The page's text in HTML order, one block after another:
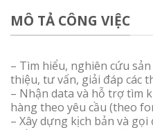
MÔ TẢ CÔNG VIỆC
– Tìm hiểu, nghiên cứu
thiệu, tư vấn, giải đáp các
– Nhận data và hỗ trợ tìm
hàng theo yêu cầu (theo
– Xây dựng kịch bản và